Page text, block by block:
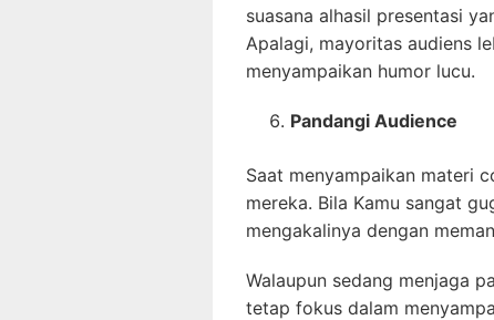
suasana alhasil presentasi
Apalagi, mayoritas audiens
menyampaikan humor lucu.
Pandangi Audience
Saat menyampaikan materi
mereka. Bila Kamu sangat
mengakalinya dengan
Walaupun sedang menjaga
tetap fokus dalam